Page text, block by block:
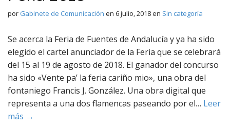
por Gabinete de Comunicación en 6 julio, 2018en Sin categoría
Se acerca la Feria de Fuentes de Andalucía y ya ha sido
elegido el cartel anunciador de la Feria que se celebrará
del 15 al 19 de agosto de 2018. El ganador del concurso
ha sido «Vente pa’ la feria cariño mio», una obra del
fontaniego Francis J. González. Una obra digital que
representa a una dos flamencas paseando por el… Leer
más →